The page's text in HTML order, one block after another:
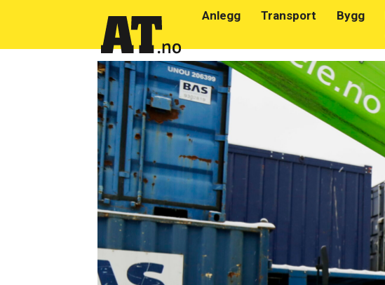
Anlegg Transport Bygg